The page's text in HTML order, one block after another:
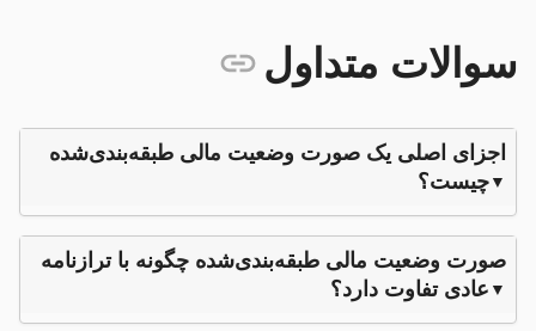
سوالات متداول
اجزای اصلی یک صورت وضعیت مالی طبقه‌بندی‌شده
چیست؟
صورت وضعیت مالی طبقه‌بندی‌شده چگونه با ترازنامه
عادی تفاوت دارد؟